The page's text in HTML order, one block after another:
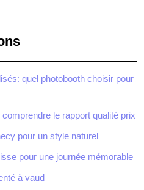
quel photobooth choisir pour
le rapport qualité prix
pour un style naturel
pour une journée mémorable
à vaud